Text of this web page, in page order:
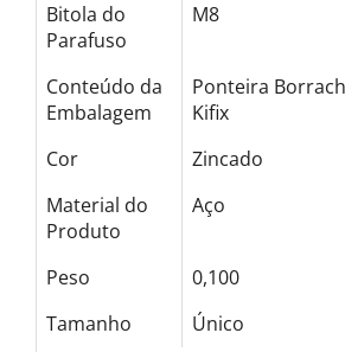
Bitola do
Parafuso
M8
Conteúdo da
Embalagem
Ponteira
Kifix
Cor
Zincado
Material do
Produto
Aço
Peso
0,100
Tamanho
Único